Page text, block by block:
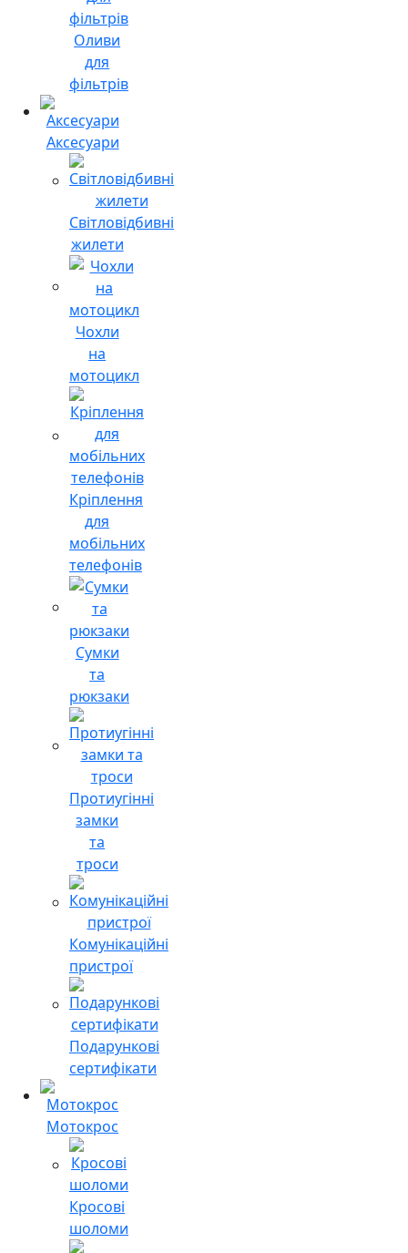
Оливи
для
фільтрів
Аксесуари
Світловідбивні
жилети
Чохли
на
мотоцикл
Кріплення
для
мобільних
телефонів
Сумки
та
рюкзаки
Протиугінні
замки
та
троси
Комунікаційні
пристрої
Подарункові
сертифікати
Мотокрос
Кросові
шоломи